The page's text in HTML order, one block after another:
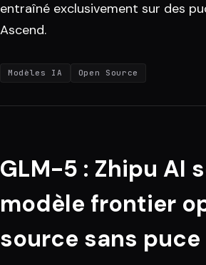
entraîné exclusivement sur des
Ascend.
Modèles IA Open Source
GLM-5 : Zhipu AI
modèle frontier
source sans puce